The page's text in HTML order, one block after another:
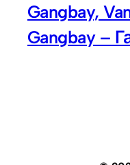
Gangbay,
Gangbay –